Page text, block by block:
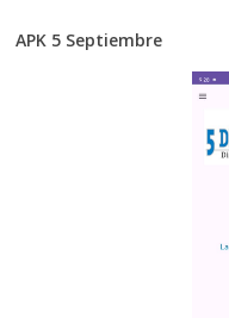
APK 5 Septiembre